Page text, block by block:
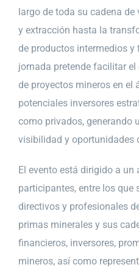
largo de toda su cadena de
y extracción hasta la
de productos intermedios y
jornada pretende facilitar
de proyectos mineros en el
potenciales inversores
como privados, generando
visibilidad y oportunidades
El evento está dirigido a un
participantes, entre los que
directivos y profesionales
primas minerales y sus
financieros, inversores,
mineros, así como